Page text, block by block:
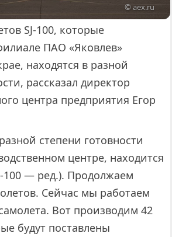
© aex.ru
SJ-100, которые
ПАО «Яковлев»
находятся в разной
рассказал директор
центра предприятия Егор
степени готовности
центре, находится
100 — ред.). Продолжаем
Сейчас мы работаем
Вот производим 42
будут поставлены